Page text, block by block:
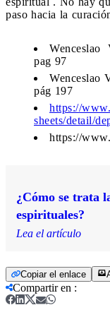
paso hacia la
Wenceslao
pag 97
Wenceslao
pág 197
https://
sheets/detail/
https://
¿Cómo se trata
espirituales?
Lea el artículo
Copiar el enlace
Compartir en :